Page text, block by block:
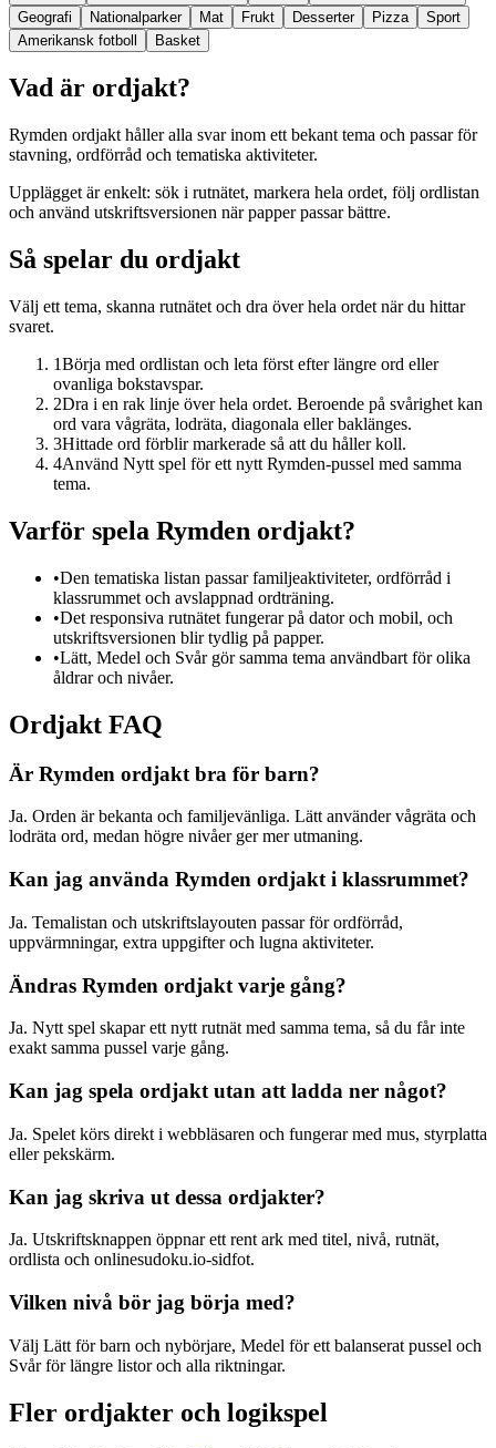
Geografi
Nationalparker Mat Frukt Desserter Pizza
Sport
Amerikansk fotboll
Basket
Vad är ordjakt?
Rymden ordjakt håller alla svar inom ett bekant tema och passar för
stavning, ordförråd och tematiska aktiviteter.
Upplägget är enkelt: sök i rutnätet, markera hela ordet, följ ordlistan
och använd utskriftsversionen när papper passar bättre.
Så spelar du ordjakt
Välj ett tema, skanna rutnätet och dra över hela ordet när du hittar
svaret.
1Börja med ordlistan och leta först efter längre ord eller
ovanliga bokstavspar.
2Dra i en rak linje över hela ordet. Beroende på svårighet kan
ord vara vågräta, lodräta, diagonala eller baklänges.
3Hittade ord förblir markerade så att du håller koll.
4Använd Nytt spel för ett nytt Rymden-pussel med samma
tema.
Varför spela Rymden ordjakt?
•Den tematiska listan passar familjeaktiviteter, ordförråd i
klassrummet och avslappnad ordträning.
•Det responsiva rutnätet fungerar på dator och mobil, och
utskriftsversionen blir tydlig på papper.
•Lätt, Medel och Svår gör samma tema användbart för olika
åldrar och nivåer.
Ordjakt FAQ
Är Rymden ordjakt bra för barn?
Ja. Orden är bekanta och familjevänliga. Lätt använder vågräta och
lodräta ord, medan högre nivåer ger mer utmaning.
Kan jag använda Rymden ordjakt i klassrummet?
Ja. Temalistan och utskriftslayouten passar för ordförråd,
uppvärmningar, extra uppgifter och lugna aktiviteter.
Ändras Rymden ordjakt varje gång?
Ja. Nytt spel skapar ett nytt rutnät med samma tema, så du får inte
exakt samma pussel varje gång.
Kan jag spela ordjakt utan att ladda ner något?
Ja. Spelet körs direkt i webbläsaren och fungerar med mus, styrplatta
eller pekskärm.
Kan jag skriva ut dessa ordjakter?
Ja. Utskriftsknappen öppnar ett rent ark med titel, nivå, rutnät,
ordlista och onlinesudoku.io-sidfot.
Vilken nivå bör jag börja med?
Välj Lätt för barn och nybörjare, Medel för ett balanserat pussel och
Svår för längre listor och alla riktningar.
Fler ordjakter och logikspel